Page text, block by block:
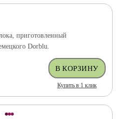
приготовленный
Dorblu.
Купить в 1 клик